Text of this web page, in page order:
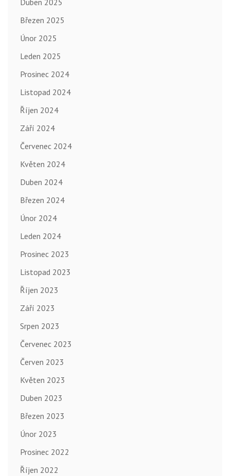
Duben 2025
Březen 2025
Únor 2025
Leden 2025
Prosinec 2024
Listopad 2024
Říjen 2024
Září 2024
Červenec 2024
Květen 2024
Duben 2024
Březen 2024
Únor 2024
Leden 2024
Prosinec 2023
Listopad 2023
Říjen 2023
Září 2023
Srpen 2023
Červenec 2023
Červen 2023
Květen 2023
Duben 2023
Březen 2023
Únor 2023
Prosinec 2022
Říjen 2022